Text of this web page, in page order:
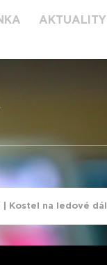
AKTUALITY
Kostel na ledové